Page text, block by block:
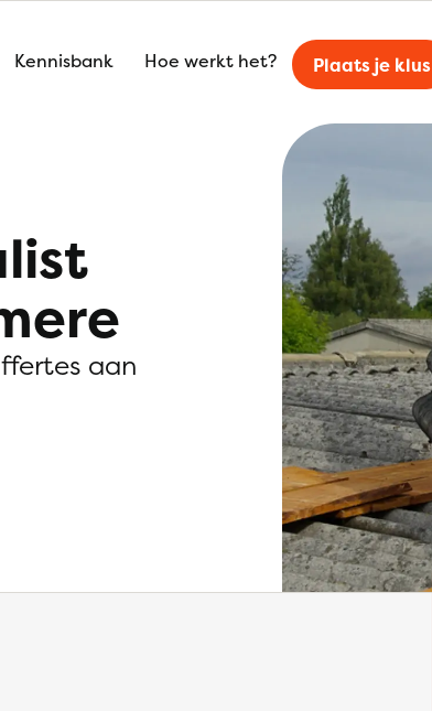
Kennisbank Hoe werkt het? Plaats je klus
aan